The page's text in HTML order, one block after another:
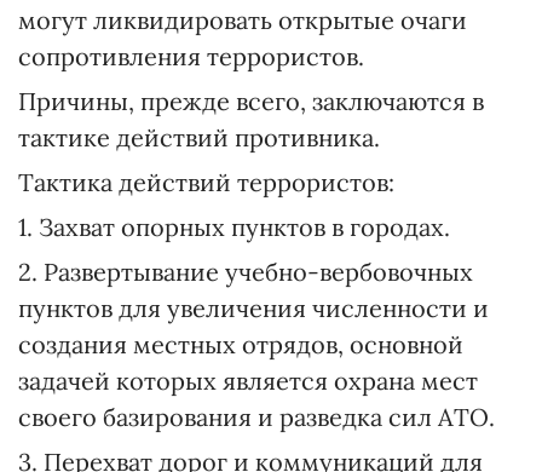
могут ликвидировать открытые очаги
сопротивления террористов.
Причины, прежде всего, заключаются в
тактике действий противника.
Тактика действий террористов:
1. Захват опорных пунктов в городах.
2. Развертывание учебно-вербовочных
пунктов для увеличения численности и
создания местных отрядов, основной
задачей которых является охрана мест
своего базирования и разведка сил АТО.
3. Перехват дорог и коммуникаций для